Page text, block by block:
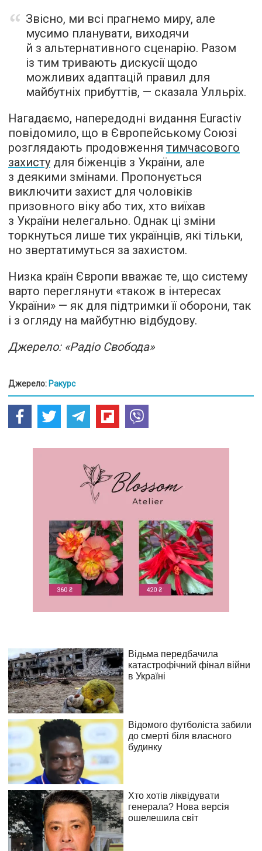
Звісно, ми всі прагнемо миру, але
мусимо планувати, виходячи
й з альтернативного сценарію. Разом
із тим тривають дискусії щодо
можливих адаптацій правил для
майбутніх прибуттів, — сказала Улльріх.
Нагадаємо, напередодні видання Euractiv
повідомило, що в Європейському Союзі
розглядають продовження тимчасового
захисту для біженців з України, але
з деякими змінами. Пропонується
виключити захист для чоловіків
призовного віку або тих, хто виїхав
з України нелегально. Однак ці зміни
торкнуться лише тих українців, які тільки,
но звертатимуться за захистом.
Низка країн Європи вважає те, що систему
варто переглянути «також в інтересах
України» — як для підтримки її оборони, так
і з огляду на майбутню відбудову.
Джерело: «Радіо Свобода»
Джерело: Ракурс